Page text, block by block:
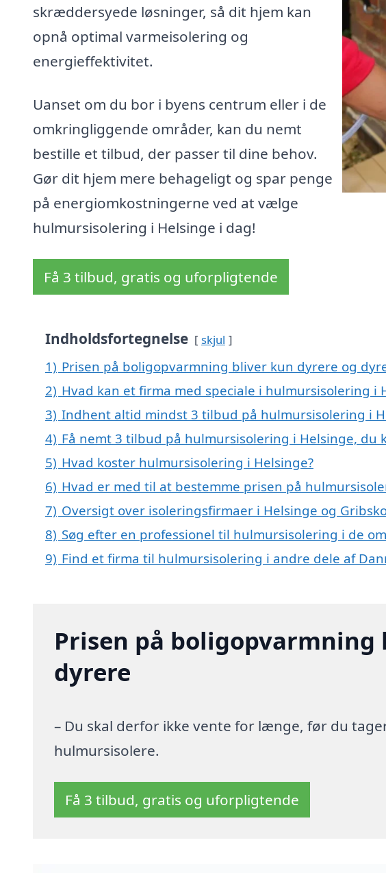
skræddersyede løsninger, så dit hjem kan
opnå optimal varmeisolering og
energieffektivitet.
Uanset om du bor i byens centrum eller i de
omkringliggende områder, kan du nemt
bestille et tilbud, der passer til dine behov.
Gør dit hjem mere behageligt og spar penge
på energiomkostningerne ved at vælge
hulmursisolering i Helsinge i dag!
Få 3 tilbud, gratis og uforpligtende
Indholdsfortegnelse skjul
1) Prisen på boligopvarmning bliver kun dyrere og
2) Hvad kan et firma med speciale i hulmursisolering i
3) Indhent altid mindst 3 tilbud på hulmursisolering i
4) Få nemt 3 tilbud på hulmursisolering i Helsinge, du
5) Hvad koster hulmursisolering i Helsinge?
6) Hvad er med til at bestemme prisen på
7) Oversigt over isoleringsfirmaer i Helsinge og
8) Søg efter en professionel til hulmursisolering i de
9) Find et firma til hulmursisolering i andre dele af
Prisen på
dyrere
– Du skal derfor ikke vente for længe, før du
hulmursisolere.
Få 3 tilbud, gratis og uforpligtende